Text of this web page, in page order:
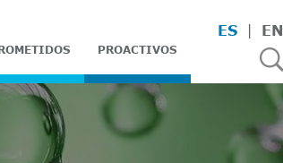
PROACTIVOS
ES EN